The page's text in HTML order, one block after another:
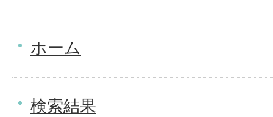
ホーム
検索結果